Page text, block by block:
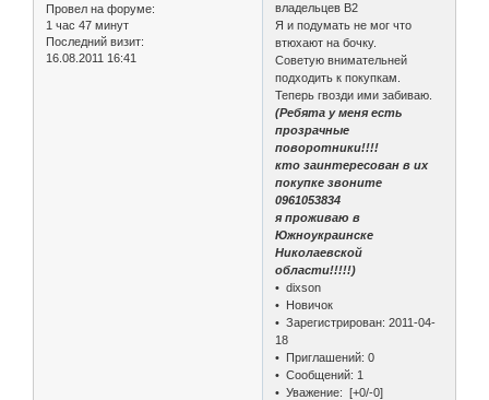
Провел на форуме:
1 час 47 минут
Последний визит:
16.08.2011 16:41
владельцев В2
Я и подумать не мог что
втюхают на бочку.
Советую внимательней
подходить к покупкам.
Теперь гвозди ими забиваю.
(Ребята у меня есть
прозрачные
поворотники!!!!
кто заинтересован в их
покупке звоните
0961053834
я проживаю в
Южноукраинске
Николаевской
области!!!!!)
• dixson
• Новичок
• Зарегистрирован: 2011-04-
18
• Приглашений: 0
• Сообщений: 1
• Уважение: [+0/-0]